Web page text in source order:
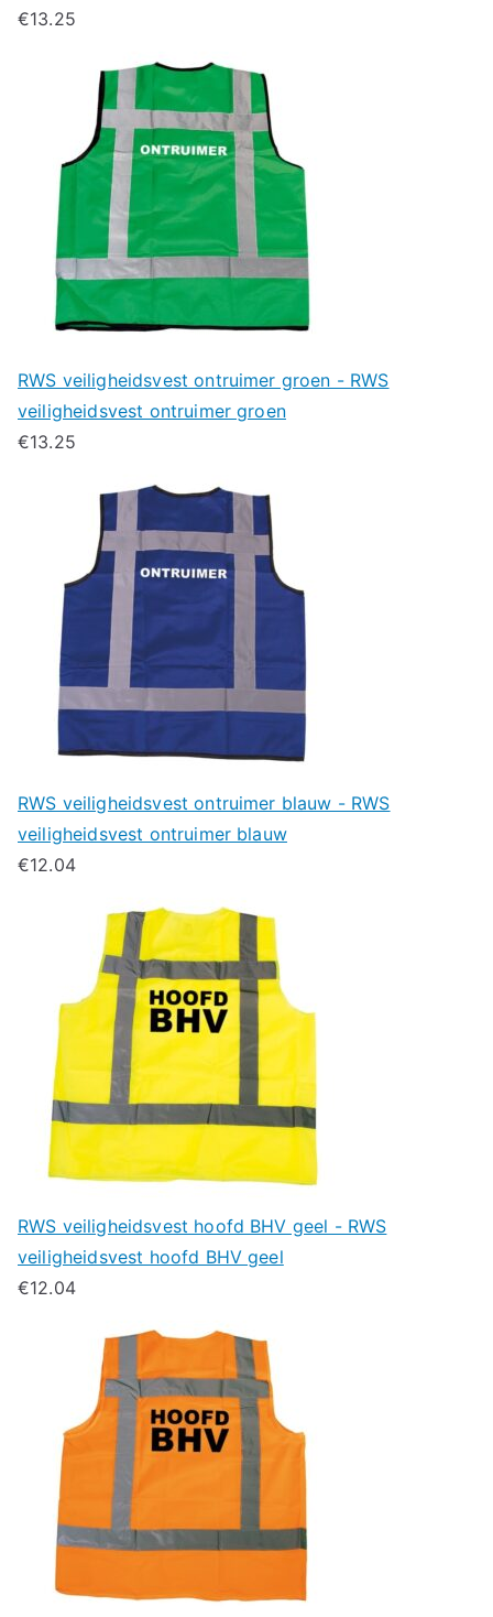
€13.25
RWS veiligheidsvest ontruimer groen - RWS
veiligheidsvest ontruimer groen
€13.25
RWS veiligheidsvest ontruimer blauw - RWS
veiligheidsvest ontruimer blauw
€12.04
RWS veiligheidsvest hoofd BHV geel - RWS
veiligheidsvest hoofd BHV geel
€12.04